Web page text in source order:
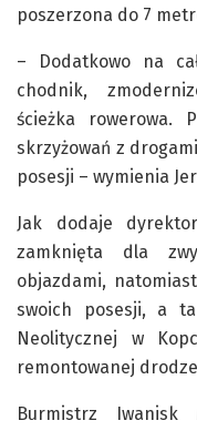
poszerzona do 7
– Dodatkowo na
chodnik,
ścieżka rowerowa.
skrzyżowań z
posesji – wymienia
Jak dodaje
zamknięta dla
objazdami,
swoich posesji, a
Neolitycznej w
remontowanej
Burmistrz Iwanisk